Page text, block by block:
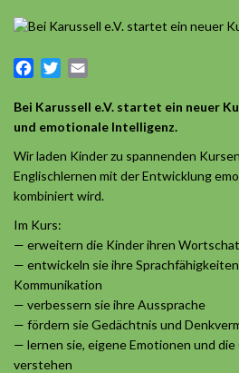
Facebook
Twitter
Bei Karussell e.V. startet ein neuer
und emotionale Intelligenz.
Wir laden Kinder zu spannenden
Englischlernen mit der Entwicklung
kombiniert wird.
Im Kurs:
— erweitern die Kinder ihren
— entwickeln sie ihre
Kommunikation
— verbessern sie ihre Aussprache
— fördern sie Gedächtnis und
— lernen sie, eigene Emotionen und
verstehen